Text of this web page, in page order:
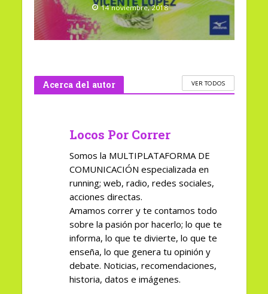
14 noviembre, 2018
Acerca del autor VER TODOS
Locos Por Correr
Somos la MULTIPLATAFORMA DE
COMUNICACIÓN especializada en
running; web, radio, redes sociales,
acciones directas.
Amamos correr y te contamos todo
sobre la pasión por hacerlo; lo que te
informa, lo que te divierte, lo que te
enseña, lo que genera tu opinión y
debate. Noticias, recomendaciones,
historia, datos e imágenes.